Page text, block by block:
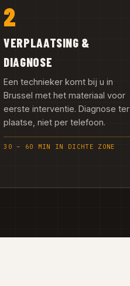
2
VERPLAATSING &
DIAGNOSE
Een technieker komt bij u in
Brussel met het materiaal voor
eerste interventie. Diagnose ter
plaatse, niet per telefoon.
30 – 60 MIN IN DICHTE ZONE